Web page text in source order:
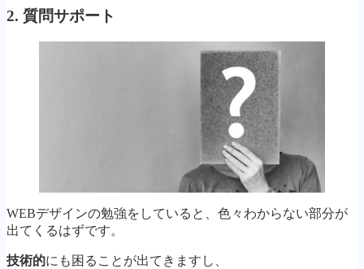
2. 質問サポート
WEBデザインの勉強をしていると、色々わからない部分が
出てくるはずです。
技術的にも困ることが出てきますし、